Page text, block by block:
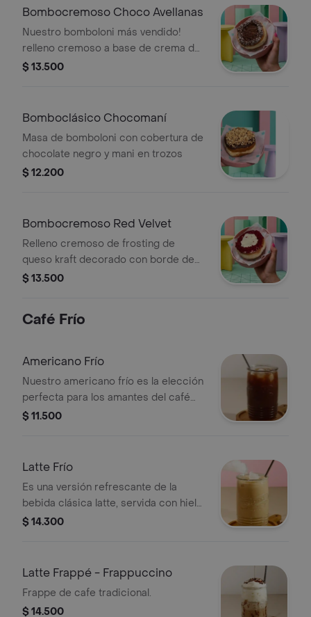
Bombocremoso Choco Avellanas
Nuestro bomboloni más vendido!
relleno cremoso a base de crema de
avellanas y chocolate adornado con
$ 13.500
Bomboclásico Chocomaní
Masa de bomboloni con cobertura de
chocolate negro y mani en trozos
$ 12.200
Bombocremoso Red Velvet
Relleno cremoso de frosting de
queso kraft decorado con borde de
trozos de torta red velvet
$ 13.500
Café Frío
Americano Frío
Nuestro americano frío es la elección
perfecta para los amantes del café
que desean una bebida refrescante y
diluidos en agua y cubos de hielo.
$ 11.500
Latte Frío
Es una versión refrescante de la
bebida clásica latte, servida con hielo
y leche fría, te la preparamos con
una opción ideal para refrescarse en
climas cálidos o para disfrutar de un
café suave en cualquier momento del
$ 14.300
Latte Frappé - Frappuccino
Frappe de cafe tradicional.
$ 14.500